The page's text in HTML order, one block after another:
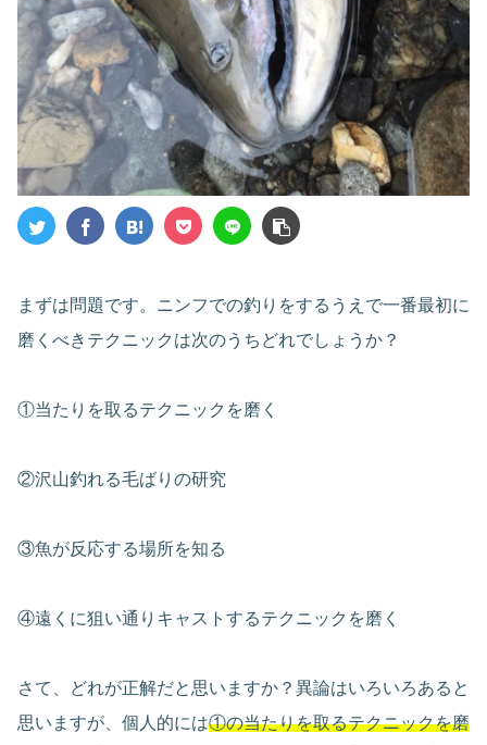
まずは問題です。ニンフでの釣りをするうえで一番最初に
磨くべきテクニックは次のうちどれでしょうか？
①当たりを取るテクニックを磨く
②沢山釣れる毛ばりの研究
③魚が反応する場所を知る
④遠くに狙い通りキャストするテクニックを磨く
さて、どれが正解だと思いますか？異論はいろいろあると
思いますが、個人的には①の当たりを取るテクニックを磨